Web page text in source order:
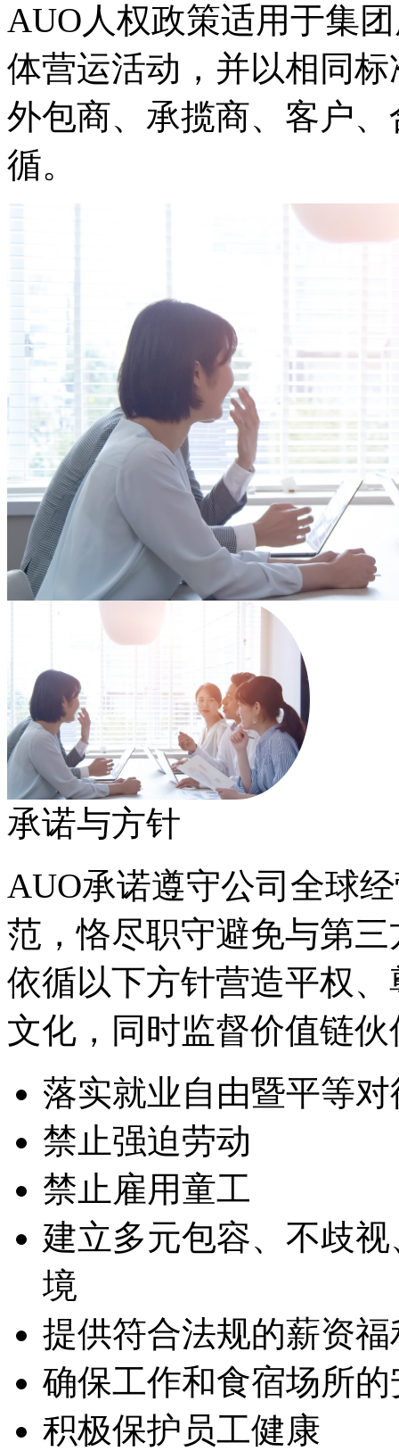
AUO人权政策适用于集
体营运活动，并以相同
外包商、承揽商、客户
循。
承诺与方针
AUO承诺遵守公司全球
范，恪尽职守避免与第
依循以下方针营造平权
文化，同时监督价值链
落实就业自由暨平等对
禁止强迫劳动
禁止雇用童工
建立多元包容、不歧
境
提供符合法规的薪资福
确保工作和食宿场所
积极保护员工健康